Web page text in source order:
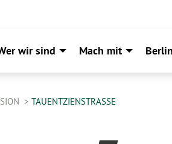
wir sind Mach mit
TAUENTZIENSTRASSE